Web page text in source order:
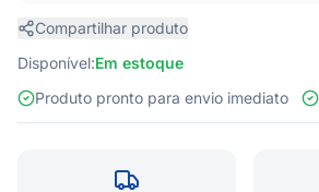
Compartilhar produto
Disponível:Em estoque
Produto pronto para envio imediato